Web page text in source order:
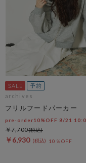
archives
フリルフードパーカー
pre-order10%OFF 8/21
￥6,930 10％OFF
￥7,700